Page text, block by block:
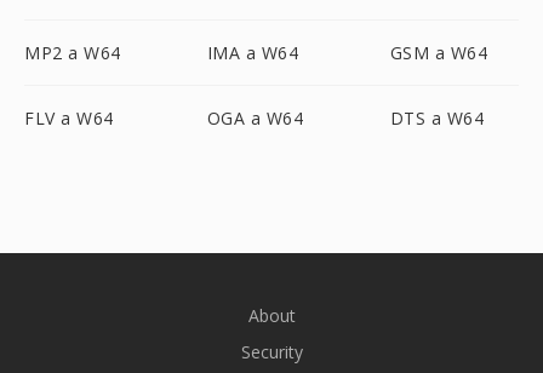
MP2 a W64 IMA a W64 GSM a W64
FLV a W64 OGA a W64 DTS a W64
About
Security